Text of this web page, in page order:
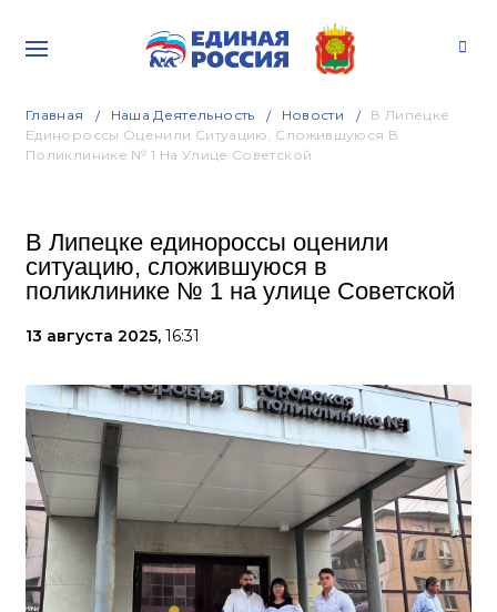
Главная Наша Деятельность Новости
В Липецке
Единороссы Оценили Ситуацию, Сложившуюся В
Поликлинике № 1 На Улице Советской
В Липецке единороссы оценили
ситуацию, сложившуюся в
поликлинике № 1 на улице Советской
13 августа 2025, 16:31